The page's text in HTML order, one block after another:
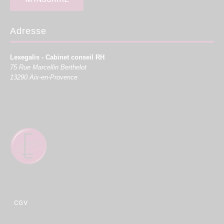
Adresse
Lexegalis - Cabinet conseil RH
75 Rue Marcellin Berthelot
13290 Aix-en-Provence
CGV